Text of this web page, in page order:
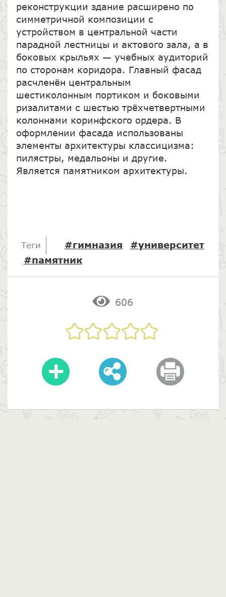
реконструкции здание расширено по
симметричной композиции с
устройством в центральной части
парадной лестницы и актового зала, а в
боковых крыльях — учебных аудиторий
по сторонам коридора. Главный фасад
расчленён центральным
шестиколонным портиком и боковыми
ризалитами с шестью трёхчетвертными
колоннами коринфского ордера. В
оформлении фасада использованы
элементы архитектуры классицизма:
пилястры, медальоны и другие.
Является памятником архитектуры.
Теги #гимназия
#университет
#памятник
606